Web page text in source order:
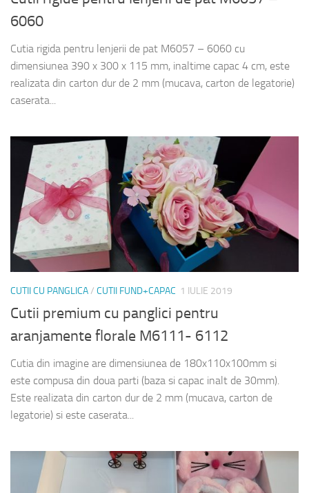
6060
Cutia rigida pentru lenjerii de pat M6057 – 6060 cu
dimensiunea 390 x 300 x 115 mm, inaltime capac 4 cm, este
realizata din carton dur de 2 mm (mucava, carton de legatorie)
caserata...
CUTII CU PANGLICA/ CUTII FUND+CAPAC 1 IULIE 2019
Cutii premium cu panglici pentru
aranjamente florale M6111- 6112
Cutia din imagine are dimensiunea de 180x110x100mm si
este compusa din doua parti (baza si capac inalt de 30mm).
Este realizata din carton dur de 2 mm (mucava, carton de
legatorie) si este caserata...